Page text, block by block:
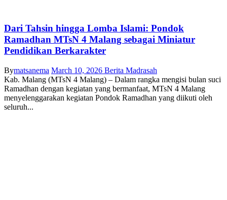
Dari Tahsin hingga Lomba Islami: Pondok
Ramadhan MTsN 4 Malang sebagai Miniatur
Pendidikan Berkarakter
Bymatsanema March 10, 2026 Berita Madrasah
Kab. Malang (MTsN 4 Malang) – Dalam rangka mengisi bulan suci
Ramadhan dengan kegiatan yang bermanfaat, MTsN 4 Malang
menyelenggarakan kegiatan Pondok Ramadhan yang diikuti oleh
seluruh...